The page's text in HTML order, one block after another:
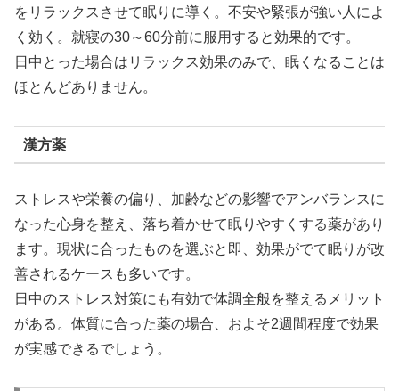
をリラックスさせて眠りに導く。不安や緊張が強い人によ
く効く。就寝の30～60分前に服用すると効果的です。
日中とった場合はリラックス効果のみで、眠くなることは
ほとんどありません。
漢方薬
ストレスや栄養の偏り、加齢などの影響でアンバランスに
なった心身を整え、落ち着かせて眠りやすくする薬があり
ます。現状に合ったものを選ぶと即、効果がでて眠りが改
善されるケースも多いです。
日中のストレス対策にも有効で体調全般を整えるメリット
がある。体質に合った薬の場合、およそ2週間程度で効果
が実感できるでしょう。